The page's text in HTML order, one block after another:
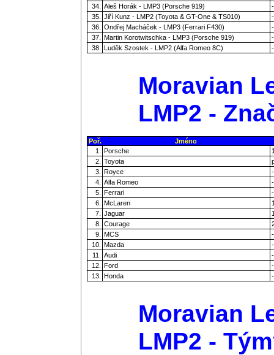
34.
Aleš Horák - LMP3 (Porsche 919)
-
35.
Jiří Kunz - LMP2 (Toyota & GT-One & TS010)
-
36.
Ondřej Macháček - LMP3 (Ferrari F430)
-
37.
Martin Korotwitschka - LMP3 (Porsche 919)
-
38.
Luděk Szostek - LMP2 (Alfa Romeo 8C) -
Moravian
LMP2 -
Poř.
Jméno
1.
Porsche
2.
Toyota
3.
Royce
-
4.
Alfa Romeo
-
5.
Ferrari
-
6.
McLaren
7.
Jaguar
8.
Courage
9.
MCS
-
10.
Mazda
-
11.
Audi
-
12.
Ford
-
13.
Honda -
Moravian
LMP2 -